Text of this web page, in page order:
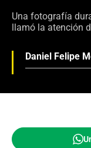
Una fotografía
llamó la atención
Daniel Felipe